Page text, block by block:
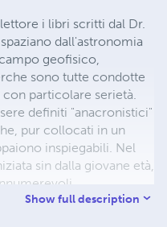
i libri scritti dal Dr.
dall'astronomia
geofisico,
sono tutte condotte
particolare serietà.
definiti "anacronistici"
pur collocati in un
inspiegabili. Nel
sin dalla giovane età,
ancora
Show full description